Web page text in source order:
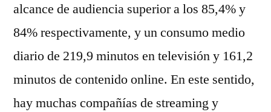
alcance de audiencia superior a los 85,4% y
84% respectivamente, y un consumo medio
diario de 219,9 minutos en televisión y 161,2
minutos de contenido online. En este sentido,
hay muchas compañías de streaming y